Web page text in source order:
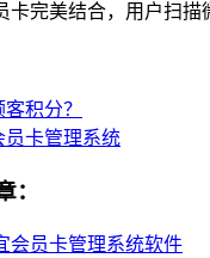
卡完美结合，用户扫
积分？
员卡管理系统
：